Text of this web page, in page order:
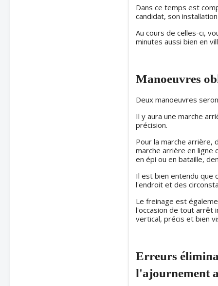
Dans ce temps est
candidat, son
Au cours de celles-ci,
minutes aussi bien en
Manoeuvres
Deux manoeuvres
Il y aura une marche
précision.
Pour la marche arrière,
marche arrière en ligne
en épi ou en bataille,
Il est bien entendu que
l'endroit et des
Le freinage est
l'occasion de tout arrêt
vertical, précis et bien
Erreurs
l'ajournement